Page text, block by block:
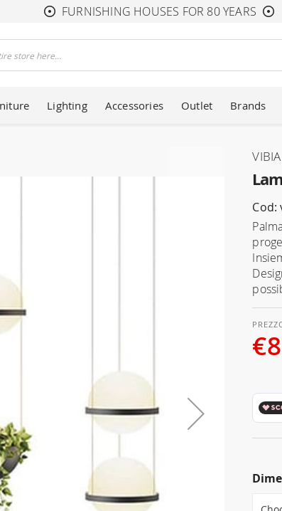
FURNISHING HOUSES FOR 80 YEARS
Lighting Accessories Outlet Brands
VIBIA
Cod: